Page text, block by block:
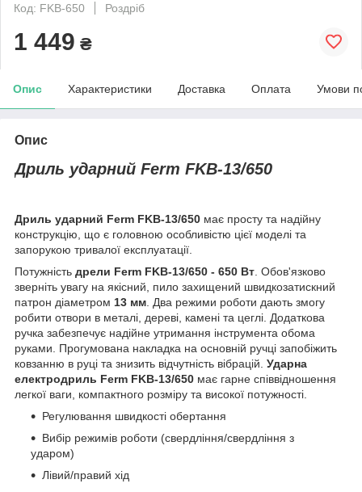
Код: FKB-650
Роздріб
1 449 ₴
Опис Характеристики Доставка Оплата Умови
Опис
Дриль ударний Ferm FKB-13/650
Дриль ударний Ferm FKB-13/650 має просту та надійну
конструкцію, що є головною особливістю цієї моделі та
запорукою тривалої експлуатації.
Потужність дрели Ferm FKB-13/650 - 650 Вт. Обов'язково
зверніть увагу на якісний, пило захищений швидкозатискний
патрон діаметром 13 мм. Два режими роботи дають змогу
робити отвори в металі, дереві, камені та цеглі. Додаткова
ручка забезпечує надійне утримання інструмента обома
руками. Прогумована накладка на основній ручці запобіжить
ковзанню в руці та знизить відчутність вібрацій. Ударна
електродриль Ferm FKB-13/650 має гарне співвідношення
легкої ваги, компактного розміру та високої потужності.
Регулювання швидкості обертання
Вибір режимів роботи (свердління/свердління з
ударом)
Лівий/правий хід